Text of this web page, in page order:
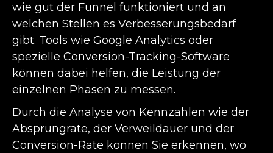
wie gut der Funnel funktioniert und an
welchen Stellen es Verbesserungsbedarf
gibt. Tools wie Google Analytics oder
spezielle Conversion-Tracking-Software
können dabei helfen, die Leistung der
einzelnen Phasen zu messen.
Durch die Analyse von Kennzahlen wie der
Absprungrate, der Verweildauer und der
Conversion-Rate können Sie erkennen, wo